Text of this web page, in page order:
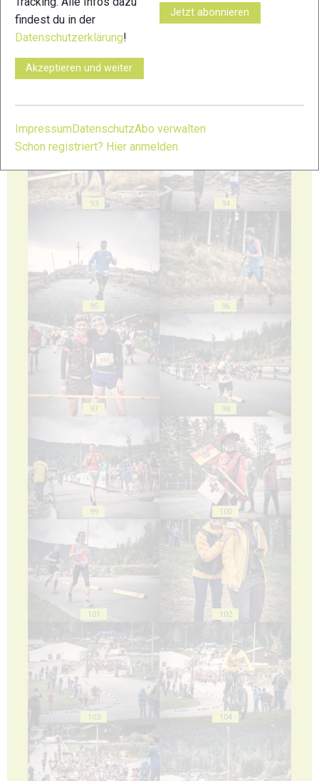
93 94
95 96
97 98
99 100
101 102
103 104
findest du in der
Datenschutzerklärung!
Akzeptieren und weiter
Jetzt abonnieren
Impressum DatenschutzAbo verwalten
Schon registriert? Hier anmelden